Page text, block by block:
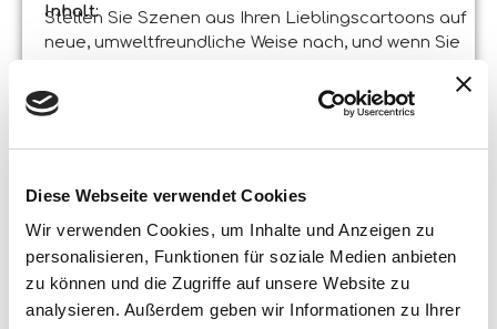
Diese Webseite verwendet Cookies
Wir verwenden Cookies, um Inhalte und Anzeigen zu
personalisieren, Funktionen für soziale Medien anbieten
zu können und die Zugriffe auf unsere Website zu
analysieren. Außerdem geben wir Informationen zu Ihrer
Inhalt:
Stellen Sie Szenen aus Ihren Lieblingscartoons auf
neue, umweltfreundliche Weise nach, und wenn Sie
weiter! Auf der Rückseite der Tafel findest du eine
schwarz-weiße Szene zum Ausmalen!
Produktspezifikationen :
Hergestellt in Italien :
Made in Italy – Der Artikel wurde in zertifizierten
Betrieben entwickelt und hergestellt.
©Liscianigiochi, S. Atto, Teramo, Italy
Inhalt und Details :
INHALT: 60-teiliges Puzzle